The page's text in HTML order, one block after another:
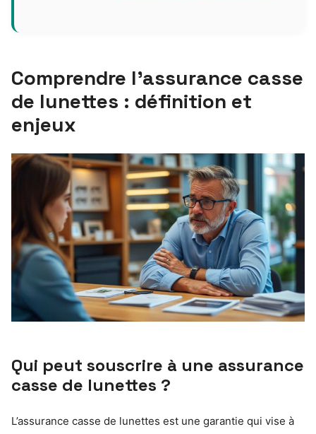
Comprendre l’assurance casse
de lunettes : définition et
enjeux
Qui peut souscrire à une assurance
casse de lunettes ?
L’assurance casse de lunettes est une garantie qui vise à